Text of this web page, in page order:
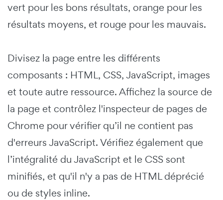
vert pour les bons résultats, orange pour les
résultats moyens, et rouge pour les mauvais.
Divisez la page entre les différents
composants : HTML, CSS, JavaScript, images
et toute autre ressource. Affichez la source de
la page et contrôlez l'inspecteur de pages de
Chrome pour vérifier qu’il ne contient pas
d'erreurs JavaScript. Vérifiez également que
l’intégralité du JavaScript et le CSS sont
minifiés, et qu'il n'y a pas de HTML déprécié
ou de styles inline.